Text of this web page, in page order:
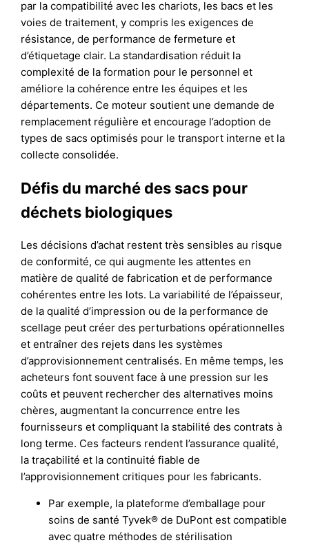
par la compatibilité avec les chariots, les bacs et les
voies de traitement, y compris les exigences de
résistance, de performance de fermeture et
d’étiquetage clair. La standardisation réduit la
complexité de la formation pour le personnel et
améliore la cohérence entre les équipes et les
départements. Ce moteur soutient une demande de
remplacement régulière et encourage l’adoption de
types de sacs optimisés pour le transport interne et la
collecte consolidée.
Défis du marché des sacs pour
déchets biologiques
Les décisions d’achat restent très sensibles au risque
de conformité, ce qui augmente les attentes en
matière de qualité de fabrication et de performance
cohérentes entre les lots. La variabilité de l’épaisseur,
de la qualité d’impression ou de la performance de
scellage peut créer des perturbations opérationnelles
et entraîner des rejets dans les systèmes
d’approvisionnement centralisés. En même temps, les
acheteurs font souvent face à une pression sur les
coûts et peuvent rechercher des alternatives moins
chères, augmentant la concurrence entre les
fournisseurs et compliquant la stabilité des contrats à
long terme. Ces facteurs rendent l’assurance qualité,
la traçabilité et la continuité fiable de
l’approvisionnement critiques pour les fabricants.
Par exemple, la plateforme d’emballage pour
soins de santé Tyvek® de DuPont est compatible
avec quatre méthodes de stérilisation